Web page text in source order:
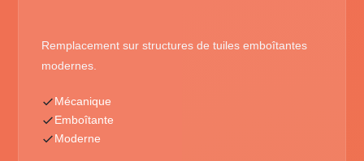
Remplacement sur structures de tuiles emboîtantes
modernes.
Mécanique
Emboîtante
Moderne